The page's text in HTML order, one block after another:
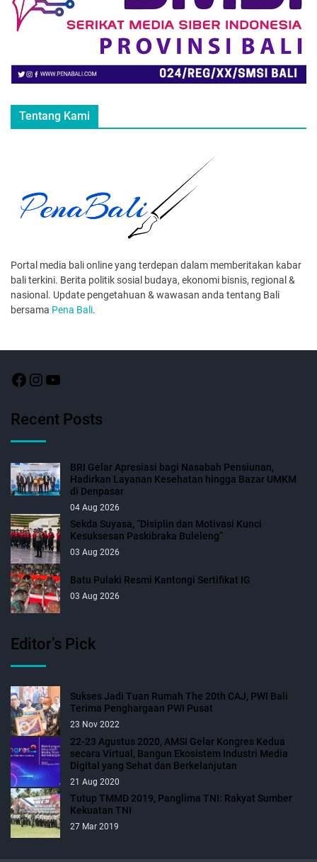
Tentang Kami
Portal media bali online yang terdepan dalam memberitakan kabar
bali terkini. Berita politik sosial budaya, ekonomi bisnis, regional &
nasional. Update pengetahuan & wawasan anda tentang Bali
bersama Pena Bali.
Recent Posts
BRI Gelar Apresiasi bagi Nasabah Pensiunan,
Hadirkan Layanan Kesehatan hingga Bazar UMKM
di Denpasar
04 Aug 2026
Sekda Suyasa, “Disiplin dan Motivasi Kunci
Kesuksesan Paskibraka Buleleng”
03 Aug 2026
Batu Pulaki Resmi Kantongi Sertifikat IG
03 Aug 2026
Editor’s Pick
Sukses Jadi Tuan Rumah The 20th CAJ, PWI Bali
Terima Penghargaan PWI Pusat
23 Nov 2022
22-23 Agustus 2020, AMSI Gelar Kongres Kedua
secara Virtual, Bangun Ekosistem Industri Media
Digital yang Sehat dan Berkelanjutan
21 Aug 2020
Tutup TMMD 2019, Panglima TNI: Rakyat Sumber
Kekuatan TNI
27 Mar 2019